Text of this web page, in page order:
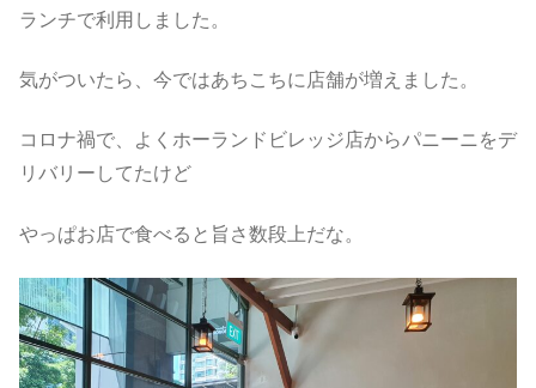
ランチで利用しました。
気がついたら、今ではあちこちに店舗が増えました。
コロナ禍で、よくホーランドビレッジ店からパニーニをデ
リバリーしてたけど
やっぱお店で食べると旨さ数段上だな。